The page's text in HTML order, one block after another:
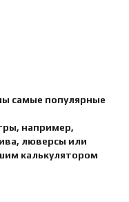
самые популярные
например,
люверсы или
калькулятором